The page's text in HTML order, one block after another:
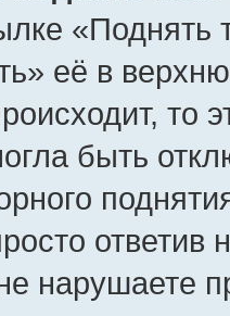
«Поднять
её в
то
быть
ответив
нарушаете